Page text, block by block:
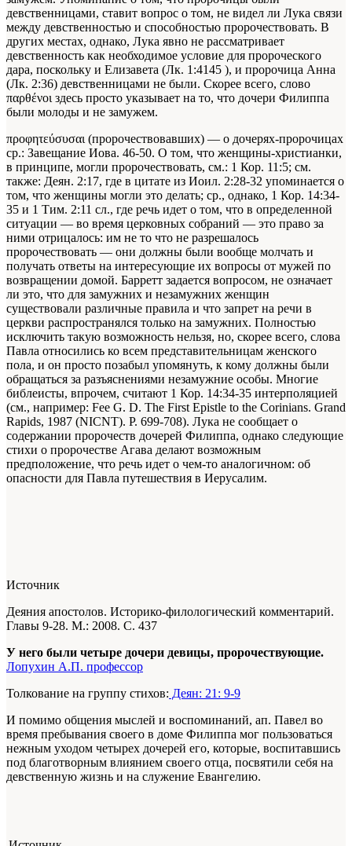
девственницами, ставит вопрос о том, не видел ли Лука связи
между девственностью и способностью пророчествовать. В
других местах, однако, Лука явно не рассматривает
девственность как необходимое условие для пророческого
дара, поскольку и Елизавета (Лк. 1:4145 ), и пророчица Анна
(Лк. 2:36) девственницами не были. Скорее всего, слово
παρθένοι здесь просто указывает на то, что дочери Филиппа
были молоды и не замужем.
προφητεύσυσαι (пророчествовавших) — о дочерях-пророчицах
ср.: Завещание Иова. 46-50. О том, что женщины-христианки,
в принципе, могли пророчествовать, см.: 1 Кор. 11:5; см.
также: Деян. 2:17, где в цитате из Иоил. 2:28-32 упоминается о
том, что женщины могли это делать; ср., однако, 1 Кор. 14:34-
35 и 1 Тим. 2:11 сл., где речь идет о том, что в определенной
ситуации — во время церковных собраний — это право за
ними отрицалось: им не то что не разрешалось
пророчествовать — они должны были вообще молчать и
получать ответы на интересующие их вопросы от мужей по
возвращении домой. Барретт задается вопросом, не означает
ли это, что для замужних и незамужних женщин
существовали различные правила и что запрет на речи в
церкви распространялся только на замужних. Полностью
исключить такую возможность нельзя, но, скорее всего, слова
Павла относились ко всем представительницам женского
пола, и он просто позабыл упомянуть, к кому должны были
обращаться за разъяснениями незамужние особы. Многие
библеисты, впрочем, считают 1 Кор. 14:34-35 интерполяцией
(см., например: Fee G. D. The First Epistle to the Corinians. Grand
Rapids, 1987 (NICNT). P. 699-708). Лука не сообщает о
содержании пророчеств дочерей Филиппа, однако следующие
стихи о пророчестве Агава делают возможным
предположение, что речь идет о чем-то аналогичном: об
опасности для Павла путешествия в Иерусалим.
Источник
Деяния апостолов. Историко-филологический комментарий.
Главы 9-28. М.: 2008. С. 437
У него были четыре дочери девицы, пророчествующие.
Лопухин А.П. профессор
Толкование на группу стихов: Деян: 21: 9-9
И помимо общения мыслей и воспоминаний, ап. Павел во
время пребывания своего в доме Филиппа мог пользоваться
нежным уходом четырех дочерей его, которые, воспитавшись
под благотворным влиянием своего отца, посвятили себя на
девственную жизнь и на служение Евангелию.